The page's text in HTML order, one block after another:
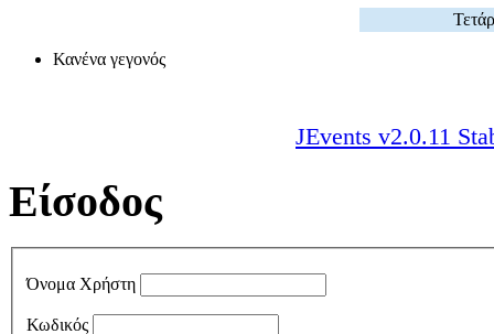
Κανένα γεγονός
JEvents v2.0.11
Είσοδος
Όνομα Χρήστη
Κωδικός